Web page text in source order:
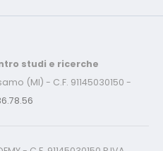
studi e ricerche
(MI) - C.F. 91145030150 -